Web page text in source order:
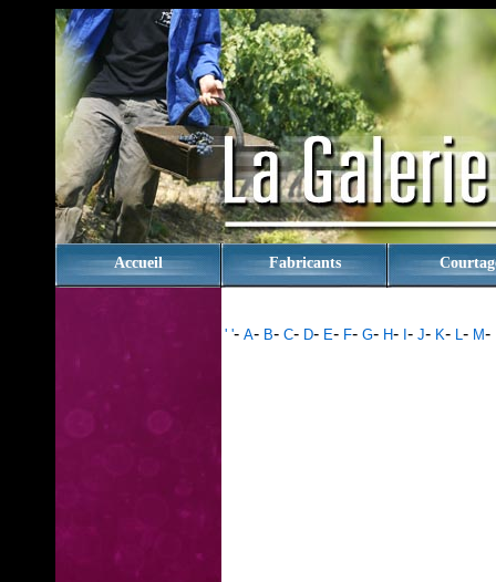
Accueil Fabricants
' '- A- B- C- D- E- F- G- H- - J- K- L- M-